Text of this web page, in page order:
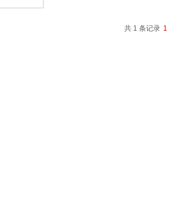
共 1 条记录 1